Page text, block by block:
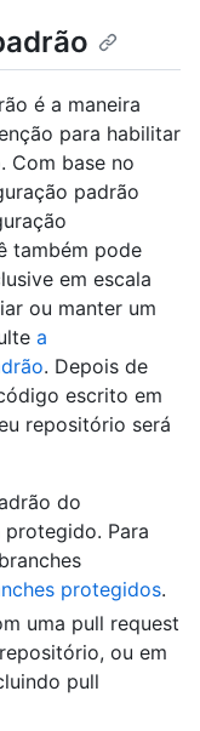
é a maneira
para habilitar
Com base no
padrão
também pode
em escala
ou manter um
a
. Depois de
escrito em
repositório será
do
Para
protegidos.
uma pull request
ou em
pull